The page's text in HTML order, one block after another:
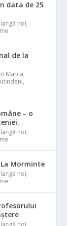
data de 25
noi,
de la
Marca,
,
– o
noi,
Morminte
noi,
noi